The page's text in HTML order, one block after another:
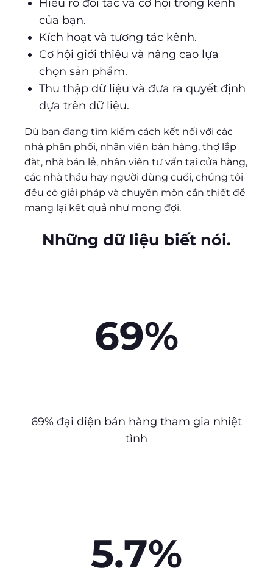
Hiểu rõ đối tác và cơ hội trong kênh
của bạn.
Kích hoạt và tương tác kênh.
Cơ hội giới thiệu và nâng cao lựa
chọn sản phẩm.
Thu thập dữ liệu và đưa ra quyết định
dựa trên dữ liệu.
Dù bạn đang tìm kiếm cách kết nối với các
nhà phân phối, nhân viên bán hàng, thợ lắp
đặt, nhà bán lẻ, nhân viên tư vấn tại cửa hàng,
các nhà thầu hay người dùng cuối, chúng tôi
đều có giải pháp và chuyên môn cần thiết để
mang lại kết quả như mong đợi.
Những dữ liệu biết nói.
69%
69% đại diện bán hàng tham gia nhiệt
tình
5.7%